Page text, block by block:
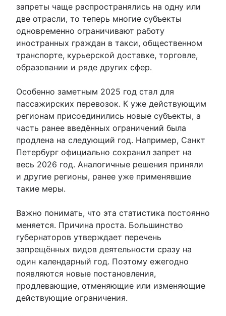
запреты чаще распространялись на одну или
две отрасли, то теперь многие субъекты
одновременно ограничивают работу
иностранных граждан в такси, общественном
транспорте, курьерской доставке, торговле,
образовании и ряде других сфер.
Особенно заметным 2025 год стал для
пассажирских перевозок. К уже действующим
регионам присоединились новые субъекты, а
часть ранее введённых ограничений была
продлена на следующий год. Например, Санкт
Петербург официально сохранил запрет на
весь 2026 год. Аналогичные решения приняли
и другие регионы, ранее уже применявшие
такие меры.
Важно понимать, что эта статистика постоянно
меняется. Причина проста. Большинство
губернаторов утверждает перечень
запрещённых видов деятельности сразу на
один календарный год. Поэтому ежегодно
появляются новые постановления,
продлевающие, отменяющие или изменяющие
действующие ограничения.